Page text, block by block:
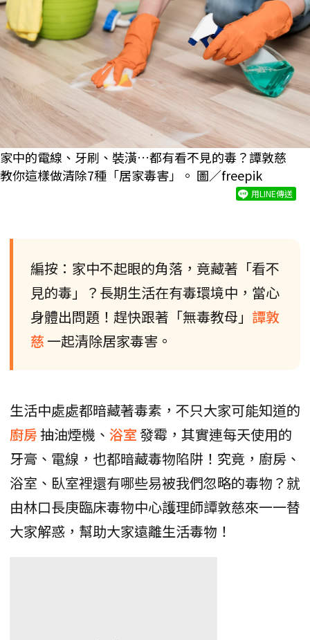
家中的電線、牙刷、裝潢…都有看不見的毒？譚敦慈
教你這樣做清除7種「居家毒害」。 圖／freepik
用LINE傳送
編按：家中不起眼的角落，竟藏著「看不
見的毒」？長期生活在有毒環境中，當心
身體出問題！趕快跟著「無毒教母」 譚敦
慈一起清除居家毒害。
生活中處處都暗藏著毒素，不只大家可能知道的
廚房抽油煙機、 浴室 發霉，其實連每天使用的
牙膏、電線，也都暗藏毒物陷阱！究竟，廚房、
浴室、臥室裡還有哪些易被我們忽略的毒物？就
由林口長庚臨床毒物中心護理師譚敦慈來一一替
大家解惑，幫助大家遠離生活毒物！